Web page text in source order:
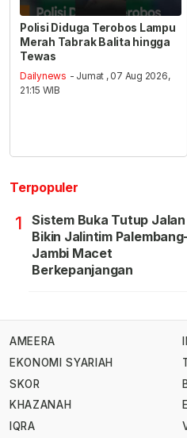
Polisi Diduga Terobos Lampu
Merah Tabrak Balita hingga
Tewas
Dailynews - Jumat , 07 Aug 2026,
21:15 WIB
Terpopuler
1
Sistem Buka Tutup Jalan
Bikin Jalintim
Jambi Macet
Berkepanjangan
AMEERA
EKONOMI SYARIAH
SKOR
KHAZANAH
IQRA